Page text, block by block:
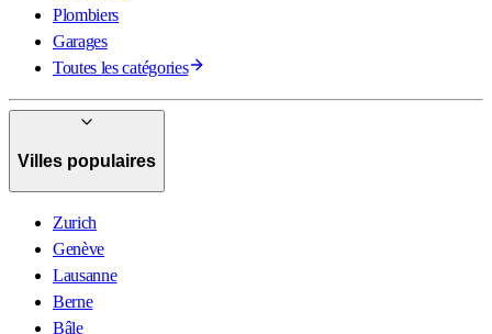
Plombiers
Garages
Toutes les catégories
Villes populaires
Zurich
Genève
Lausanne
Berne
Bâle